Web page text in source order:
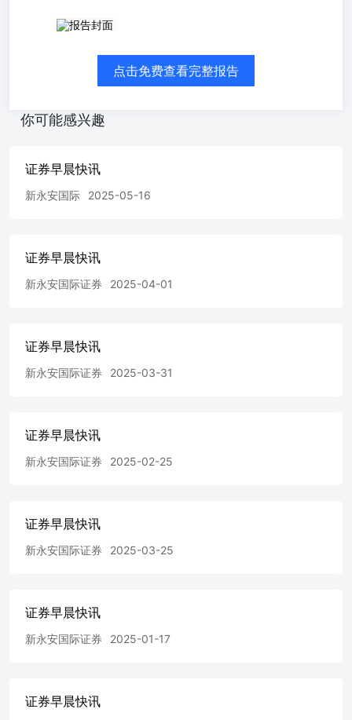
➢美劳动力数据强劲；人民币看涨情绪浓厚。A股午后走
创业板指涨2.66%。MLCC、PCB概念股走强。港股早盘走
强短暂抛压，午后权重股拉升带动指数强势上攻，香港恒生
重科网股强势拉升，软件股受提振。外盘方面，欧洲三大股
0.03%。美国职位空缺数升至近两年来最高，反映劳动力市
场韧性。期权交易员对人民币看涨情绪升至15年来最高。
列扩大黎巴嫩战事，以免美伊协议谈判脱轨。美国国务卿卢
仍在审查中，美国对台政策没有变化。 资料来源：彭博➢
INTERNATIONAL FINANCIAL HOLDINGS
LIMITEDwww.yafco.com.hk 183353511-15Units 3511-15,
35/F,CoscoTower, Grand Millennium Plaza,183 Queen's Road
独家保荐人。根据初步招股文件，该公司是中国领先的宠物
食品生产制造商之一。公司发挥研发驱动型的生产制造能
公司以猫、狗主粮为核心，构建了多品类的产品矩阵。根据
食品协力厂商制造行业（包括ODM及OEM服务提供者）中
售额计，公司的主力品牌比乐(Bi Le)为中国第十大本土宠物
食品品牌、第九大本土宠物主粮品牌及中国第五大本土宠物
狗主粮品牌。该公司2025年度纯利按年跌40.5%至9652.3万
设备升级；产品研发及创新；以及用于潜在投资、收购及战
点击免费查看完整报告
你可能感兴趣
证券早晨快讯
新永安国际 2025-05-16
证券早晨快讯
新永安国际证券 2025-04-01
证券早晨快讯
新永安国际证券 2025-03-31
证券早晨快讯
新永安国际证券 2025-02-25
证券早晨快讯
新永安国际证券 2025-03-25
证券早晨快讯
新永安国际证券 2025-01-17
证券早晨快讯